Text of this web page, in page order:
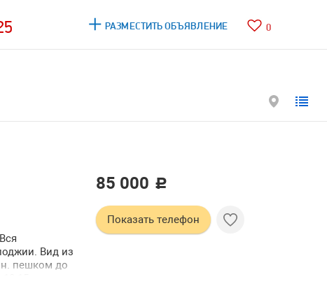
РАЗМЕСТИТЬ ОБЪЯВЛЕНИЕ 0
85 000 c
Показать телефон
Вид из
пешком до